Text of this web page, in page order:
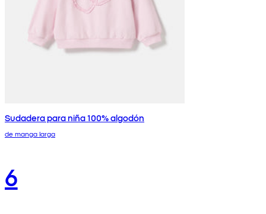
Sudadera para niña 100% algodón
de manga larga
6